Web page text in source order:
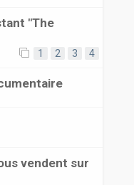
"The
1 2 3 4
vendent sur